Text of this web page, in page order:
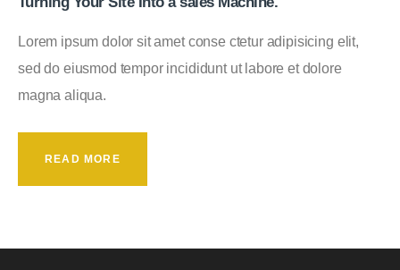
Lorem ipsum dolor sit amet conse ctetur adipisicing elit,
sed do eiusmod tempor incididunt ut labore et dolore
magna aliqua.
READ MORE